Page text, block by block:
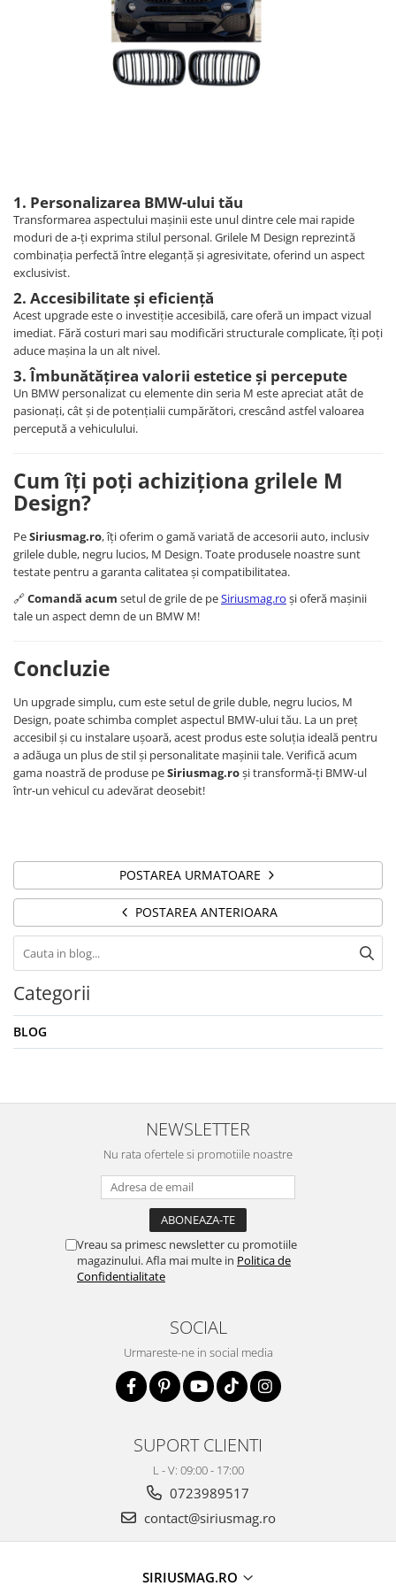
Porsche
Renault
Saab
Seat
Skoda
Smart
Subaru
Suzuki
Toyota
Volvo
Manson schimbator viteze
Senzori parcare dedicati
Grile aerisire
Camere mers inapoi
Capace oglinzi
Diverse
Tuning auto
Kituri reparatie
Diverse
Dopuri anulare clapete admisie
Garnituri galerie admisie BMW
Kit reparatie faruri
Adaptoare auxiliare
Produse cu discount de pana la
95%
Eleron Portbagaj
1. Personalizarea BMW-ului tău
Transformarea aspectului mașinii este unul dintre cele mai rapide
moduri de a-ți exprima stilul personal. Grilele M Design reprezintă
combinația perfectă între eleganță și agresivitate, oferind un aspect
exclusivist.
2. Accesibilitate și eficiență
Acest upgrade este o investiție accesibilă, care oferă un impact vizual
imediat. Fără costuri mari sau modificări structurale complicate, îți poți
aduce mașina la un alt nivel.
3. Îmbunătățirea valorii estetice și percepute
Un BMW personalizat cu elemente din seria M este apreciat atât de
pasionați, cât și de potențialii cumpărători, crescând astfel valoarea
percepută a vehiculului.
Cum îți poți achiziționa grilele M
Design?
PeSiriusmag.ro, îți oferim o gamă variată de accesorii auto, inclusiv
grilele duble, negru lucios, M Design. Toate produsele noastre sunt
testate pentru a garanta calitatea și compatibilitatea.
🔗Comandă acum setul de grile de peSiriusmag.ro și oferă mașinii
tale un aspect demn de un BMW M!
Concluzie
Un upgrade simplu, cum este setul de grile duble, negru lucios, M
Design, poate schimba complet aspectul BMW-ului tău. La un preț
accesibil și cu instalare ușoară, acest produs este soluția ideală pentru
a adăuga un plus de stil și personalitate mașinii tale. Verifică acum
gama noastră de produse peSiriusmag.roși transformă-ți BMW-ul
într-un vehicul cu adevărat deosebit!
POSTAREA URMATOARE
POSTAREA ANTERIOARA
Categorii
BLOG
NEWSLETTER
Nu rata ofertele si promotiile noastre
Vreau sa primesc newsletter cu promotiile
magazinului. Afla mai multe in Politica de
Confidentialitate
SOCIAL
Urmareste-ne in social media
SUPORT CLIENTI
L - V: 09:00 - 17:00
0723989517
contact@siriusmag.ro
SIRIUSMAG.RO